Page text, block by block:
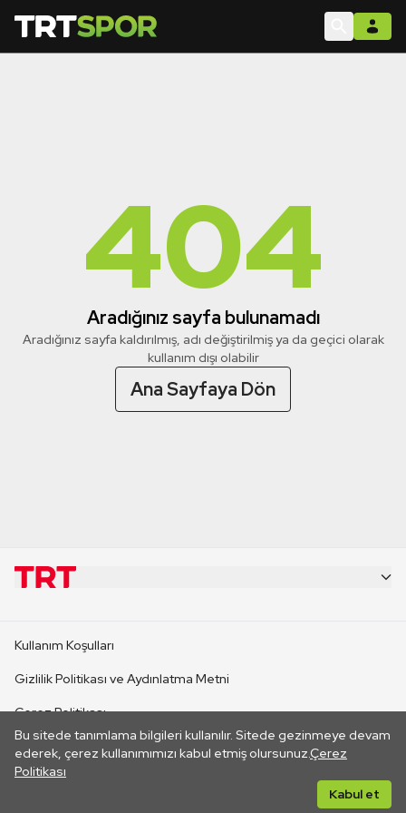
404
Aradığınız sayfa bulunamadı
Aradığınız sayfa kaldırılmış, adı değiştirilmiş ya da geçici olarak
kullanım dışı olabilir
Ana Sayfaya Dön
Bu sitede tanımlama bilgileri kullanılır. Sitede gezinmeye devam
ederek, çerez kullanımımızı kabul etmiş olursunuz.Çerez
Politikası
Kabul et
CANLI YAYINLAR
Kullanım Koşulları
Gizlilik Politikası ve Aydınlatma Metni
Çerez Politikası
İletişim
Her hakkı saklıdır. ©2026 TRT. Bağlantı yoluyla gidilen dış